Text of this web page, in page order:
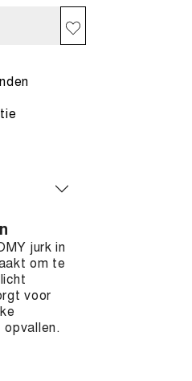
jurk in
om te
voor
opvallen.